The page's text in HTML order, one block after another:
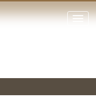
點
閉
站
停、
圖
圖
結